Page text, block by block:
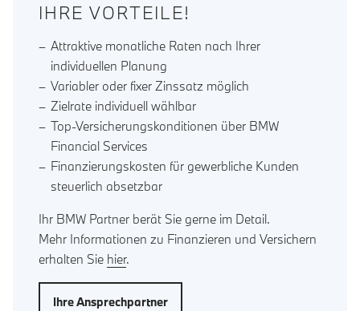
IHRE VORTEILE!
Attraktive monatliche Raten nach Ihrer
individuellen Planung
Variabler oder fixer Zinssatz möglich
Zielrate individuell wählbar
Top-Versicherungskonditionen über BMW
Financial Services
Finanzierungskosten für gewerbliche Kunden
steuerlich absetzbar
Ihr BMW Partner berät Sie gerne im Detail.
Mehr Informationen zu Finanzieren und Versichern
erhalten Sie hier.
Ihre Ansprechpartner